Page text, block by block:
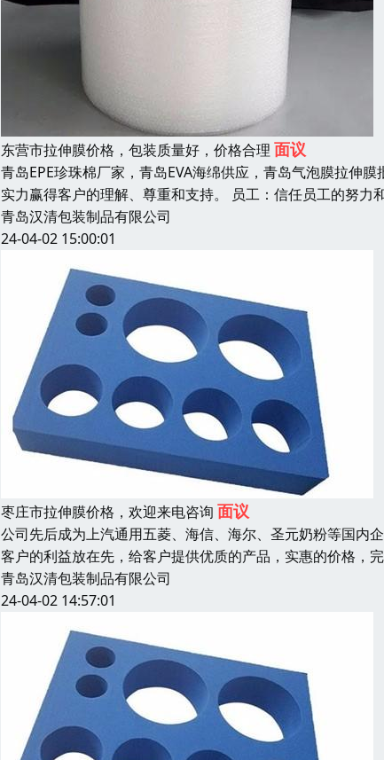
东营市拉伸膜价格，包装质量好，价格合理 面议
青岛EPE珍珠棉厂家，青岛EVA海绵供应，青岛气泡膜拉伸
实力赢得客户的理解、尊重和支持。 员工：信任员工的努
青岛汉清包装制品有限公司
24-04-02 15:00:01
枣庄市拉伸膜价格，欢迎来电咨询 面议
公司先后成为上汽通用五菱、海信、海尔、圣元奶粉等国
客户的利益放在先，给客户提供优质的产品，实惠的价格，
青岛汉清包装制品有限公司
24-04-02 14:57:01